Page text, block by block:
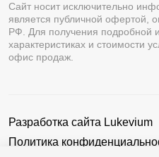
Сайт носит исключительно
является публичной офертой,
РФ. Для получения подробной
характеристиках и стоимости
офис продаж.
Разработка сайта Lukevium
Политика